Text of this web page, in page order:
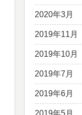
2020年3月
2019年11月
2019年10月
2019年7月
2019年6月